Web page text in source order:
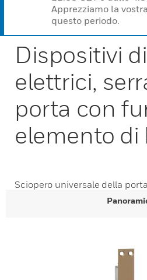
Apprezziamo la
questo periodo.
Dispositivi
elettrici,
porta con
elemento di
Sciopero universale della